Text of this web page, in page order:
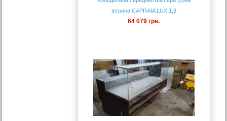
вітрина CAPRAIA LUX 1,8
64 079 грн.